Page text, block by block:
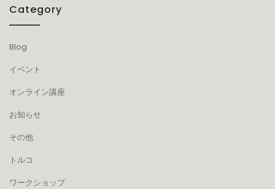
Category
Blog
イベント
オンライン講座
お知らせ
その他
トルコ
ワークショップ